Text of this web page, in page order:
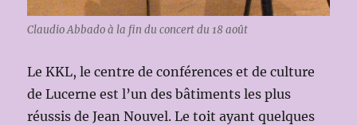
Claudio Abbado à la fin du concert du 18 août
Le KKL, le centre de conférences et de culture
de Lucerne est l’un des bâtiments les plus
réussis de Jean Nouvel. Le toit ayant quelques